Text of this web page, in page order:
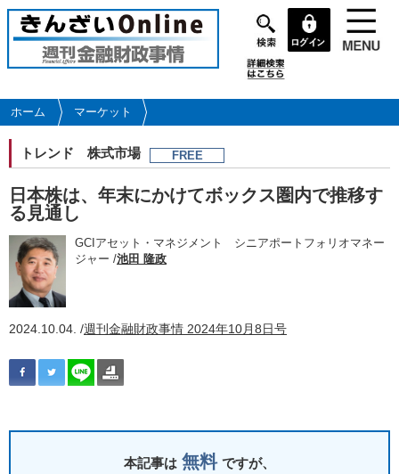
メ
イ
コ
ン
ツ
に
移
動
ホーム マーケット
トレンド 株式市場 FREE
日本株は、年末にかけてボックス圏内で推移す
る見通し
GCIアセット・マネジメント シニアポートフォリオマネー
ジャー /池田 隆政
2024.10.04. /週刊金融財政事情 2024年10月8日号
本記事は 無料 ですが、